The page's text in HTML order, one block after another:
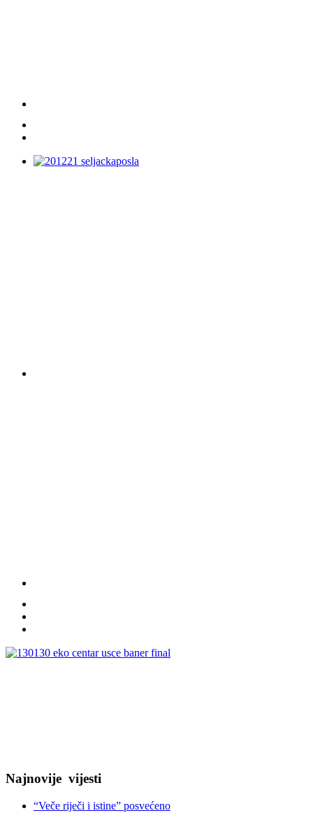
Najnovije vijesti
“Veče riječi i istine” posvećeno